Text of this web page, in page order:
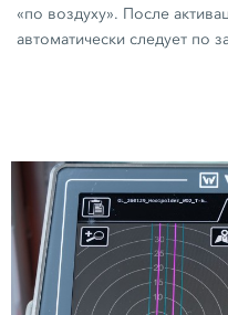
«по воздуху». После
автоматически следует по